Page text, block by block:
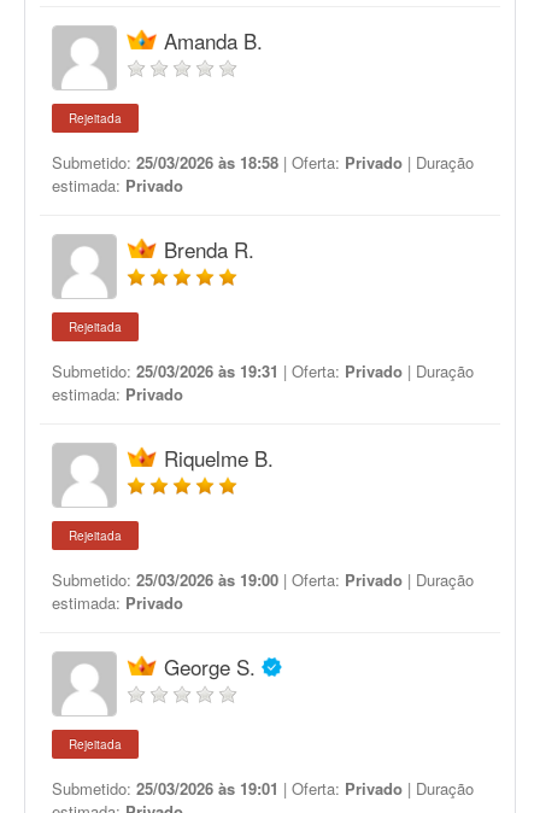
Amanda B.
Rejeitada
Submetido: 25/03/2026 às 18:58 | Oferta: Privado | Duração
estimada: Privado
Brenda R.
Rejeitada
Submetido: 25/03/2026 às 19:31 | Oferta: Privado | Duração
estimada: Privado
Riquelme B.
Rejeitada
Submetido: 25/03/2026 às 19:00 | Oferta: Privado | Duração
estimada: Privado
George S.
Rejeitada
Submetido: 25/03/2026 às 19:01 | Oferta: Privado | Duração